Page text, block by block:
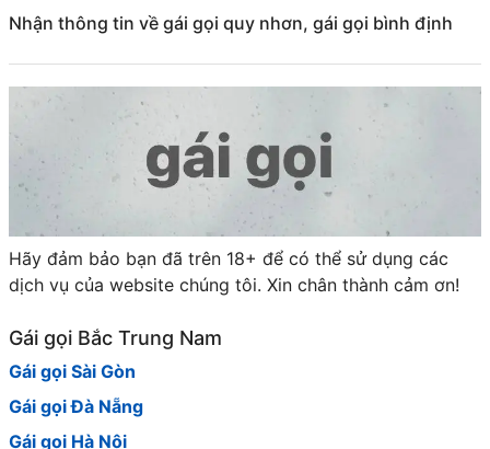
Nhận thông tin về gái gọi quy nhơn, gái gọi bình định
Hãy đảm bảo bạn đã trên 18+ để có thể sử dụng các
dịch vụ của website chúng tôi. Xin chân thành cảm ơn!
Gái gọi Bắc Trung Nam
Gái gọi Sài Gòn
Gái gọi Đà Nẵng
Gái gọi Hà Nội